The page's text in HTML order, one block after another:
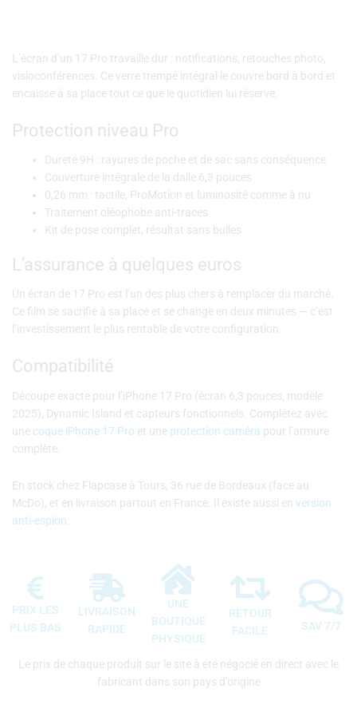
L’écran d’un 17 Pro travaille dur : notifications, retouches photo,
visioconférences. Ce verre trempé intégral le couvre bord à bord et
encaisse à sa place tout ce que le quotidien lui réserve.
Protection niveau Pro
Dureté 9H : rayures de poche et de sac sans conséquence
Couverture intégrale de la dalle 6,3 pouces
0,26 mm : tactile, ProMotion et luminosité comme à nu
Traitement oléophobe anti-traces
Kit de pose complet, résultat sans bulles
L’assurance à quelques euros
Un écran de 17 Pro est l’un des plus chers à remplacer du marché.
Ce film se sacrifie à sa place et se change en deux minutes — c’est
l’investissement le plus rentable de votre configuration.
Compatibilité
Découpe exacte pour l’iPhone 17 Pro (écran 6,3 pouces, modèle
2025), Dynamic Island et capteurs fonctionnels. Complétez avec
une coque iPhone 17 Pro et une protection caméra pour l’armure
complète.
En stock chez Flapcase à Tours, 36 rue de Bordeaux (face au
McDo), et en livraison partout en France. Il existe aussi en version
anti-espion
PRIX LES
PLUS BAS
LIVRAISON
RAPIDE
UNE
BOUTIQUE
PHYSIQUE
RETOUR
FACILE
SAV 7/7
Le prix de chaque produit sur le site à été négocié en direct avec le
fabricant dans son pays d’origine